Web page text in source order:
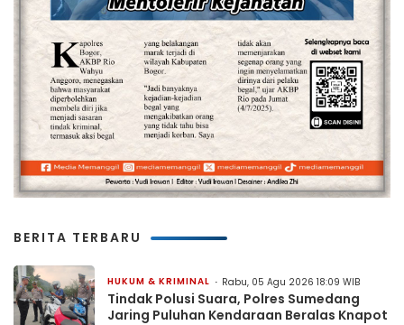
BERITA TERBARU
HUKUM & KRIMINAL Rabu, 05 Agu 2026 18:09 WIB
Tindak Polusi Suara, Polres Sumedang
Jaring Puluhan Kendaraan Beralas Knapot